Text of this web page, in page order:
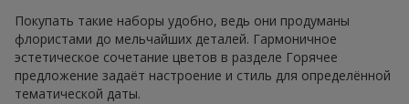
Покупать такие наборы удобно, ведь они продуманы
флористами до мельчайших деталей. Гармоничное
эстетическое сочетание цветов в разделе Горячее
предложение задаёт настроение и стиль для определённой
тематической даты.